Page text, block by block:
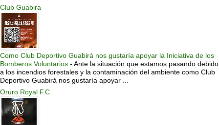
Club Guabira
Como Club Deportivo Guabirá nos gustaría apoyar la Iniciativa de los
Bomberos Voluntarios - Ante la situación que estamos pasando debido
a los incendios forestales y la contaminación del ambiente como Club
Deportivo Guabirá nos gustaría apoyar ...
Oruro Royal F.C.